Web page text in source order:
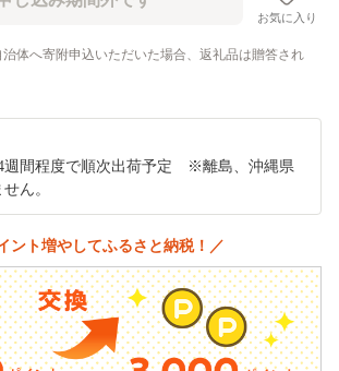
お気に入り
体へ寄附申込いただいた場合、返礼品は贈答され
週間程度で順次出荷予定 ※離島、沖縄県
ん。
ント増やしてふるさと納税！／